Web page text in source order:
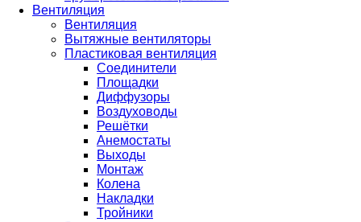
Вентиляция
Вентиляция
Вытяжные вентиляторы
Пластиковая вентиляция
Соединители
Площадки
Диффузоры
Воздуховоды
Решётки
Анемостаты
Выходы
Монтаж
Колена
Накладки
Тройники